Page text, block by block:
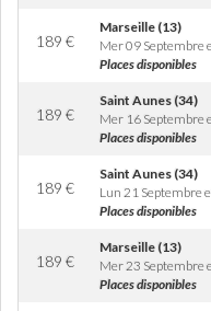
189 €
Marseille (13)
Mer 09 Septembre
Places disponibles
189 €
Saint Aunes (34)
Mer 16 Septembre
Places disponibles
189 €
Saint Aunes (34)
Lun 21 Septembre
Places disponibles
189 €
Marseille (13)
Mer 23 Septembre
Places disponibles